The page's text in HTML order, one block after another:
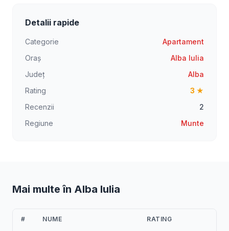
Detalii rapide
Categorie
Apartament
Oraș
Alba Iulia
Județ
Alba
Rating
3 ★
Recenzii
2
Regiune
Munte
Mai multe în Alba Iulia
# NUME RATING